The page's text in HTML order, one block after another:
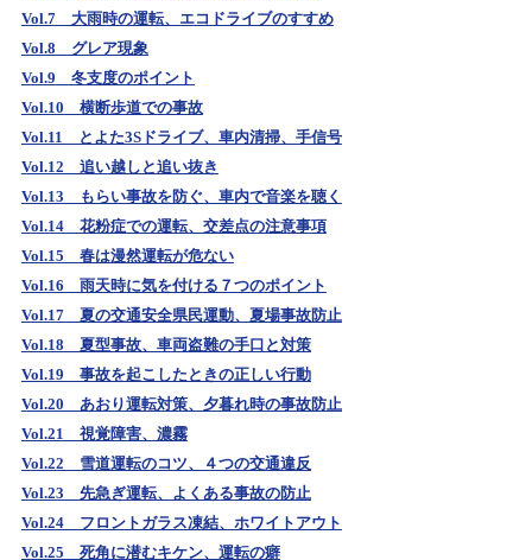
Vol.7 大雨時の運転、エコドライブのすすめ
Vol.8 グレア現象
Vol.9 冬支度のポイント
Vol.10 横断歩道での事故
Vol.11 とよた3Sドライブ、車内清掃、手信号
Vol.12 追い越しと追い抜き
Vol.13 もらい事故を防ぐ、車内で音楽を聴く
Vol.14 花粉症での運転、交差点の注意事項
Vol.15 春は漫然運転が危ない
Vol.16 雨天時に気を付ける７つのポイント
Vol.17 夏の交通安全県民運動、夏場事故防止
Vol.18 夏型事故、車両盗難の手口と対策
Vol.19 事故を起こしたときの正しい行動
Vol.20 あおり運転対策、夕暮れ時の事故防止
Vol.21 視覚障害、濃霧
Vol.22 雪道運転のコツ、４つの交通違反
Vol.23 先急ぎ運転、よくある事故の防止
Vol.24 フロントガラス凍結、ホワイトアウト
Vol.25 死角に潜むキケン、運転の癖